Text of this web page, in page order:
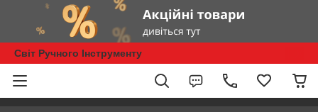
Світ Ручного Інструменту